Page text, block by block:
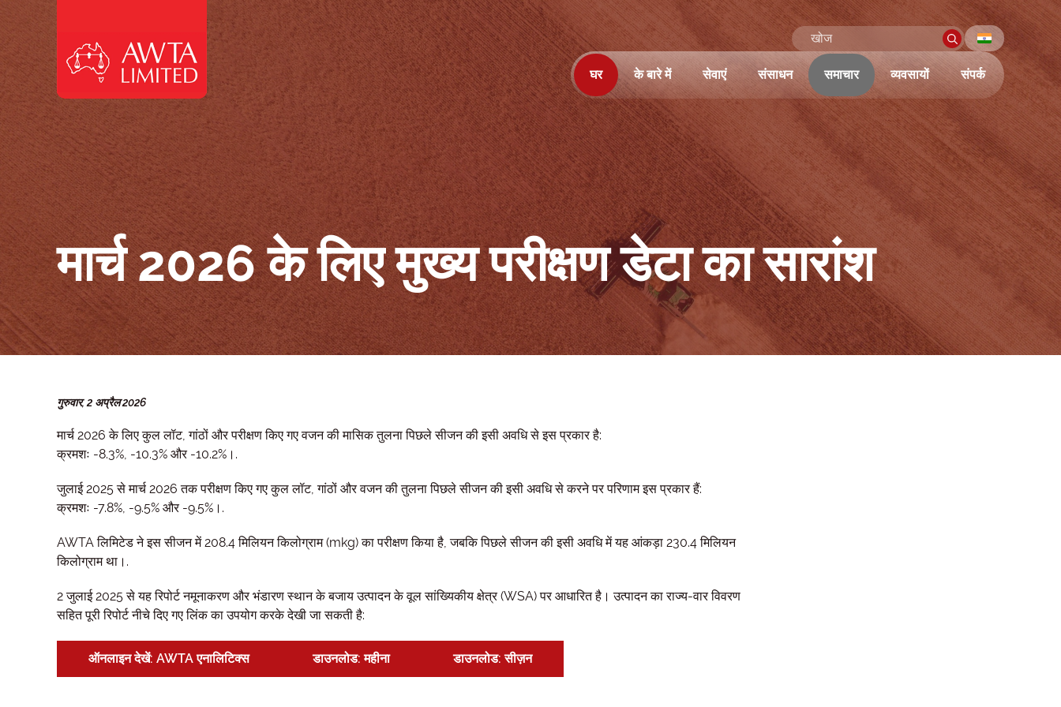
घर के बारे में सेवाएं संसाधन समाचार व्यवसायों संपर्क
मार्च 2026 के लिए मुख्य परीक्षण डेटा का सारांश
गुरुवार, 2 अप्रैल 2026
मार्च 2026 के लिए कुल लॉट, गांठों और परीक्षण किए गए वजन की मासिक तुलना पिछले सीजन की इसी अवधि से इस प्रकार है:
क्रमशः -8.3%, -10.3% और -10.2%।.
जुलाई 2025 से मार्च 2026 तक परीक्षण किए गए कुल लॉट, गांठों और वजन की तुलना पिछले सीजन की इसी अवधि से करने पर परिणाम इस प्रकार हैं:
क्रमशः -7.8%, -9.5% और -9.5%।.
AWTA लिमिटेड ने इस सीजन में 208.4 मिलियन किलोग्राम (mkg) का परीक्षण किया है, जबकि पिछले सीजन की इसी अवधि में यह आंकड़ा 230.4 मिलियन
किलोग्राम था।.
2 जुलाई 2025 से यह रिपोर्ट नमूनाकरण और भंडारण स्थान के बजाय उत्पादन के वूल सांख्यिकीय क्षेत्र (WSA) पर आधारित है। उत्पादन का राज्य-वार विवरण
सहित पूरी रिपोर्ट नीचे दिए गए लिंक का उपयोग करके देखी जा सकती है:
ऑनलाइन देखें: AWTA एनालिटिक्स डाउनलोड: महीना डाउनलोड: सीज़न